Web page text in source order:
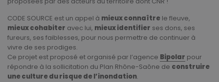
CODE SOURCE est un appel à mieux connaître le fleuve,
mieux cohabiter avec lui, mieux identifier ses dons, ses
fureurs, ses faiblesses, pour nous permettre de continuer à
vivre de ses prodiges.
Ce projet est proposé et organisé par l’agence Bipolar pour
répondre à la sollicitation du Plan Rhône-Saône de construire
une culture du risque de l’inondation.